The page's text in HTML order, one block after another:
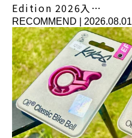
Edition 2026入…
RECOMMEND 2026.08.01